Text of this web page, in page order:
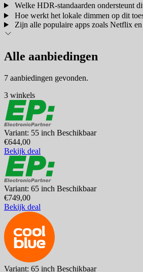
Welke HDR-standaarden ondersteunt
Hoe werkt het lokale dimmen op dit
Zijn alle populaire apps zoals Netflix
Alle aanbiedingen
7 aanbiedingen gevonden.
3 winkels
Variant: 55 inch Beschikbaar
€644,00
Bekijk deal
Variant: 65 inch Beschikbaar
€749,00
Bekijk deal
Variant: 65 inch Beschikbaar